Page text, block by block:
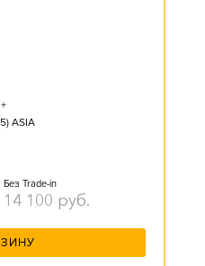
ASIA
Без Trade-in
14 100 руб.